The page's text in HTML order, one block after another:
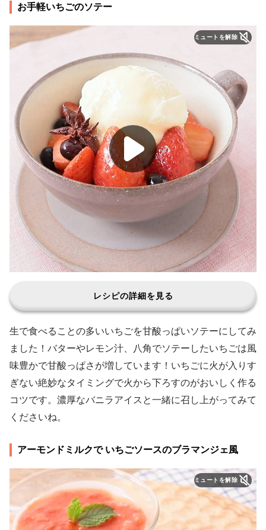
お手軽いちごのソテー
ミュートを解除
レシピの詳細を見る
生で食べることの多いいちごを甘酸っぱいソテーにしてみ
ました！バターやレモン汁、八角でソテーしたいちごは風
味豊かで甘酸っぱさが増しています！いちごに火が入りす
ぎない絶妙なタイミングで火から下ろすのがおいしく作る
コツです。濃厚なバニラアイスと一緒に召し上がってみて
くださいね。
アーモンドミルクで いちごソースのブラマンジェ風
ミュートを解除